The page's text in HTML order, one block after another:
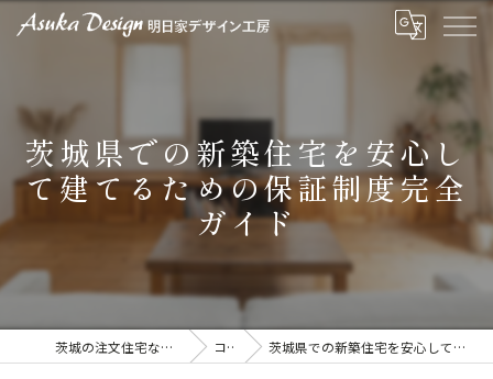
茨城県での新築住宅を安心し
て建てるための保証制度完全
ガイド
茨城の注文住宅なら明日家デザイン工房 コラム 茨城県での新築住宅を安心して建てるための保証制度完全ガイド